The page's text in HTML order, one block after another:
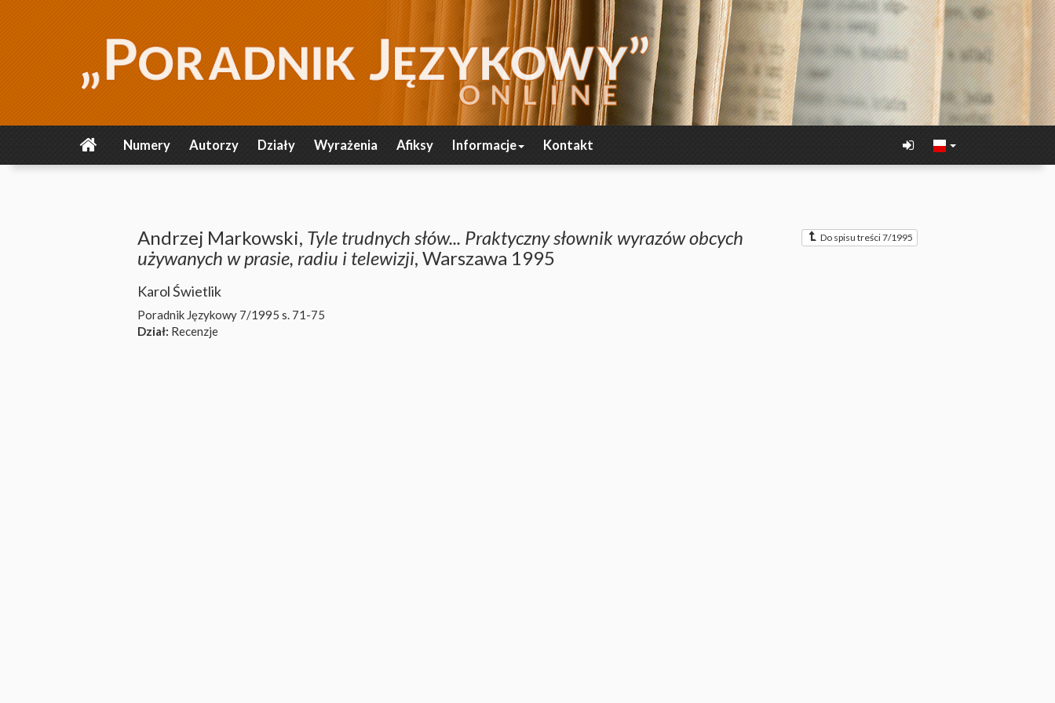
Numery Autorzy Działy Wyrażenia Afiksy Informacje Kontakt
Do spisu treści 7/1995
Andrzej Markowski, Tyle trudnych słów... Praktyczny słownik wyrazów obcych
używanych w prasie, radiu i telewizji, Warszawa 1995
Karol Świetlik
Poradnik Językowy 7/1995 s. 71-75
Dział: Recenzje